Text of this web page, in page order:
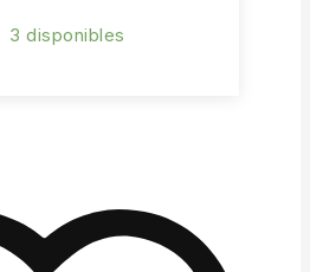
3 disponibles